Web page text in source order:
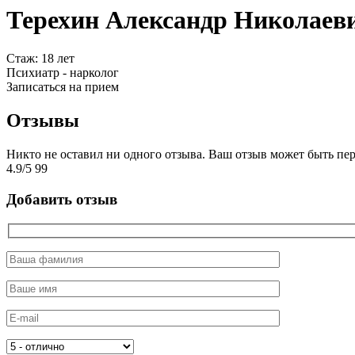
Терехин Александр
Cтаж: 18 лет
Психиатр - нарколог
Записаться на прием
Отзывы
Никто не оставил ни одного отзыва. Ваш отзыв может быть
4.9/5 99
Добавить отзыв